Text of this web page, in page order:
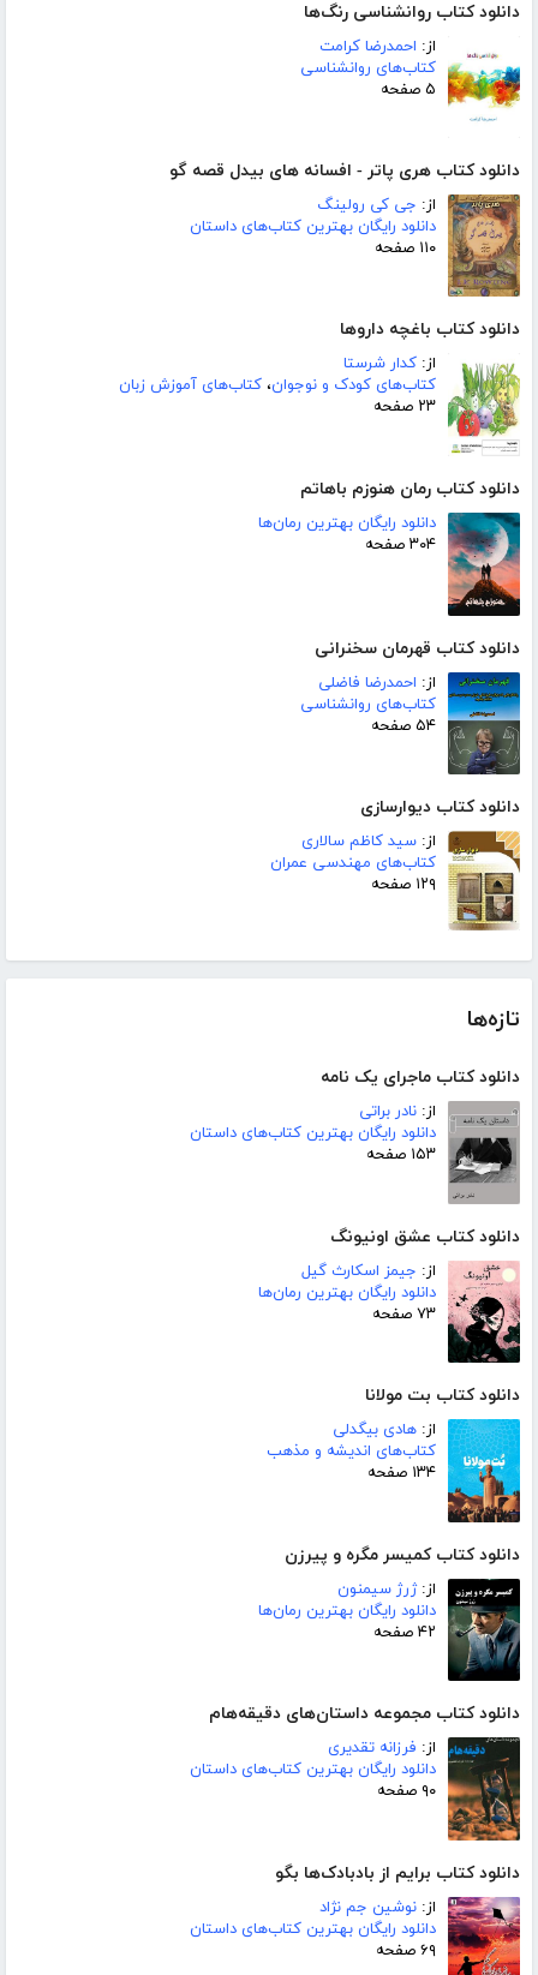
دانلود کتاب روانشناسی رنگ‌ها
از: احمدرضا کرامت
کتاب‌های روانشناسی
۵ صفحه
دانلود کتاب هری پاتر - افسانه های بیدل قصه گو
از: جی کی رولینگ
دانلود رایگان بهترین کتاب‌های داستان
۱۱۰ صفحه
دانلود کتاب باغچه داروها
از: کدار شرستا
کتاب‌های کودک و نوجوان، کتاب‌های آموزش زبان
۲۳ صفحه
دانلود کتاب رمان هنوزم باهاتم
دانلود رایگان بهترین رمان‌ها
۳۰۴ صفحه
دانلود کتاب قهرمان سخنرانی
از: احمدرضا فاضلی
کتاب‌های روانشناسی
۵۴ صفحه
دانلود کتاب دیوارسازی
از: سید کاظم سالاری
کتاب‌های مهندسی عمران
۱۲۹ صفحه
تازه‌ها
دانلود کتاب ماجرای یک نامه
از: نادر براتی
دانلود رایگان بهترین کتاب‌های داستان
۱۵۳ صفحه
دانلود کتاب عشق اونیونگ
از: جیمز اسکارث گیل
دانلود رایگان بهترین رمان‌ها
۷۳ صفحه
دانلود کتاب بت مولانا
از: هادی بیگدلی
کتاب‌های اندیشه و مذهب
۱۳۴ صفحه
دانلود کتاب کمیسر مگره و پیرزن
از:ژرژ سیمنون
دانلود رایگان بهترین رمان‌ها
۴۲ صفحه
دانلود کتاب مجموعه داستان‌های دقیقه‌هام
از: فرزانه تقدیری
دانلود رایگان بهترین کتاب‌های داستان
۹۰ صفحه
دانلود کتاب برایم از بادبادک‌ها بگو
از: نوشین جم نژاد
دانلود رایگان بهترین کتاب‌های داستان
۶۹ صفحه